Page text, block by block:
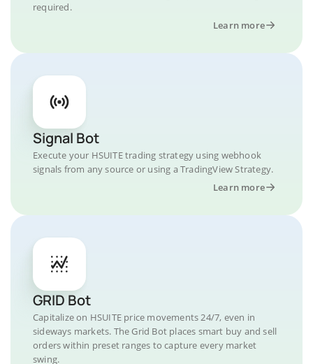
required.
Learn more
Signal Bot
Execute your HSUITE trading strategy using webhook
signals from any source or using a TradingView Strategy.
Learn more
GRID Bot
Capitalize on HSUITE price movements 24/7, even in
sideways markets. The Grid Bot places smart buy and sell
orders within preset ranges to capture every market
swing.